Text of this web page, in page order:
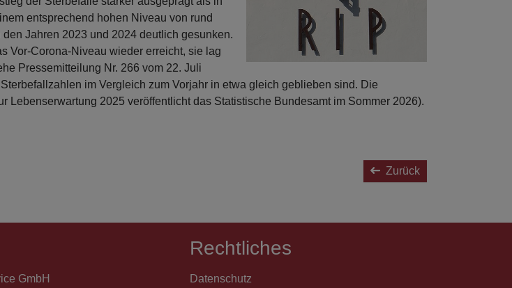
entsprechend hohen Niveau von rund
Jahren 2023 und 2024 deutlich gesunken.
Vor-Corona-Niveau wieder erreicht, sie lag
Pressemitteilung Nr. 266 vom 22. Juli
im Vergleich zum Vorjahr in etwa gleich geblieben sind. Die
Lebenserwartung 2025 veröffentlicht das Statistische Bundesamt im Sommer 2026).
Zurück
GmbH
Rechtliches
Datenschutz